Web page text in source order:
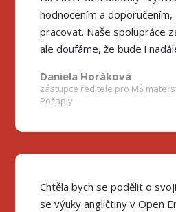
hodnocením a
pracovat. Naše spolupráce
ale doufáme, že bude i
Daniela Horáková
zástupce ředitele pro MŠ
Počaply
Chtěla bych se podělit o
se výuky angličtiny v Open